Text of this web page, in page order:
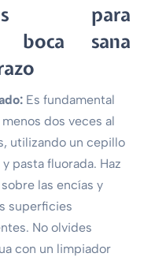
para
boca sana
Es fundamental
dos veces al
utilizando un cepillo
pasta fluorada. Haz
las encías y
superficies
No olvides
con un limpiador